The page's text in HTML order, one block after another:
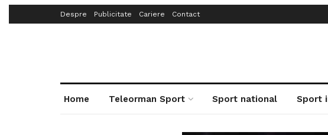
Despre Publicitate Cariere Contact
Home Teleorman Sport Sport national Sport